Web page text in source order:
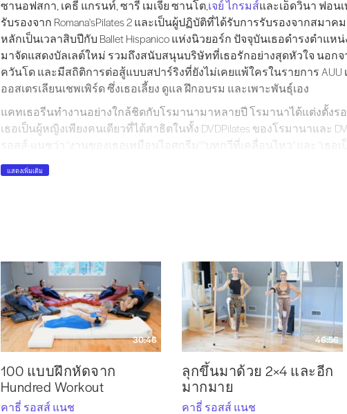
ซานอฟสกา, เคธี แกรนท์, ซารี เมเจีย ซานโต,เจย์ ไกรมส์และเอ็ดวินา ฟอน
รับรองจาก Romana'sPilates 2 และเป็นผู้ปฏิบัติที่ได้รับการรับรองจากสมาค
หลักเป็นเวลาสิบปีกับ Ballet Hispanico แห่งนิวยอร์ก ปัจจุบันเธอดำรงตำ
มาจัดแสดงบัลเลต์ใหม่ รวมถึงสนับสนุนบริษัทที่เธอรักอย่างสุดหัวใจ นอกจ
ควันโด และมีสถิติการต่อสู้แบบสปาร์ริงที่ยังไม่เคยแพ้ใครในรายการ
ออสเตรเลียนเชพเพิร์ด ซึ่งเธอเลี้ยง ดูแล ฝึกอบรม และเพาะพันธุ์เอง
แคทเธอรีนทำงานอย่างใกล้ชิดกับโรมานามาหลายปี โรมานาได้แต่งตั้งรอ
เธอเป็นผู้หญิงเพียงคนเดียวที่ได้สาธิตในทั้ง DVDPilates ของโรมานาและ
รอสส์-แนชว่า "งานของเธอเหมือนไอศกรีม" "บทกวีที่เคลื่อนไหว" และ "เธอ
แห่งดาว" ของเธอ
แนะนำเกี่ยวกับวิธีการของเธอเป็นที่ต้องการทั่วโลก
เป็นที่รู้จักในวงการอย่างกว้างขวางในด้านความบริสุทธิ์และความทุ่มเท
นครอบคลุมทั้งวงการกีฬาและบันเทิง เธอได้รับเกียรติให้เป็นPilates คนแร
แกนอฟาในเซนต์ปีเตอร์สเบิร์ก ประเทศรัสเซีย และได้สอนในมอสโก ชิลี อ
โปรตุเกส และสกอตแลนด์ รวมถึงทั่วสหรัฐอเมริกา
ในปี 2016 เธอได้รับเกียรติให้เป็นครูคนแรกที่สอนงานของโจบนเกาะแมน
ถูกกักขัง
แคทรีนก่อตั้ง AuthenticPilates และได้รับการแต่งตั้งเป็นประธาน เธอเป็นเจ้า
แสดงเพิ่มเติม
30:46
100 แบบฝึกหัดจาก
Hundred Workout
คาธี่ รอสส์ แนช
46:56
ลุกขึ้นมาด้วย 2×4 และอีก
มากมาย
คาธี่ รอสส์ แนช